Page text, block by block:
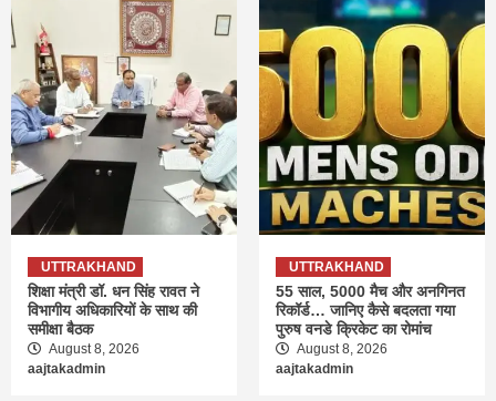
UTTRAKHAND
शिक्षा मंत्री डॉ. धन सिंह रावत ने
विभागीय अधिकारियों के साथ की
समीक्षा बैठक
August 8, 2026
aajtakadmin
UTTRAKHAND
55 साल, 5000 मैच और अनगिनत
रिकॉर्ड… जानिए कैसे बदलता गया
पुरुष वनडे क्रिकेट का रोमांच
August 8, 2026
aajtakadmin